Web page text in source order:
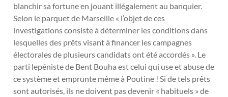
blanchir sa fortune en jouant illégalement au banquier.
Selon le parquet de Marseille « l’objet de ces
investigations consiste à déterminer les conditions dans
lesquelles des prêts visant à financer les campagnes
électorales de plusieurs candidats ont été accordés ». Le
parti lepéniste de Bent Bouha est celui qui use et abuse de
ce système et emprunte même à Poutine ! Si de tels prêts
sont autorisés, ils ne doivent pas devenir « habituels » de